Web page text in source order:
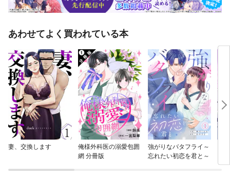
あわせてよく買われている本
妻、交換します
俺様外科医の溺愛包囲
網 分冊版
強がりなバタフライ～
忘れたい初恋を君と～